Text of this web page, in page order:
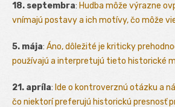
18. septembra: Hudba môže výrazne
vnímajú postavy a ich motívy, čo môže
5. mája: Áno, dôležité je kriticky
používajú a interpretujú tieto historické
21. apríla: Ide o kontroverznú otázku a
čo niektorí preferujú historickú presnosť